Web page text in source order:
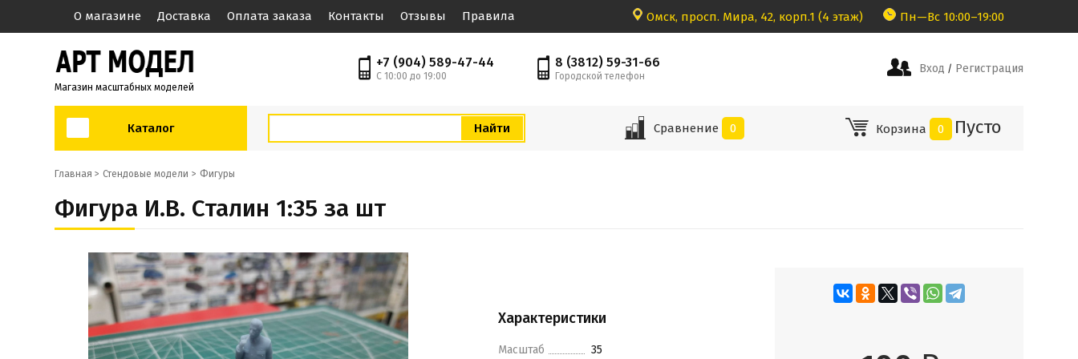
О магазине Доставка Оплата заказа Контакты Отзывы Правила Омск, просп. Мира, 42, корп.1 (4 этаж) Пн—Вс 10:00–19:00
Магазин масштабных моделей
+7 (904) 589-47-44
С 10:00 до 19:00
8 (3812) 59-31-66
Городской телефон
Вход / Регистрация
Каталог Сравнение 0 Корзина 0 Пусто
Главная > Стендовые модели Фигуры
Фигура И.В. Сталин 1:35 за шт
Характеристики
Масштаб 35